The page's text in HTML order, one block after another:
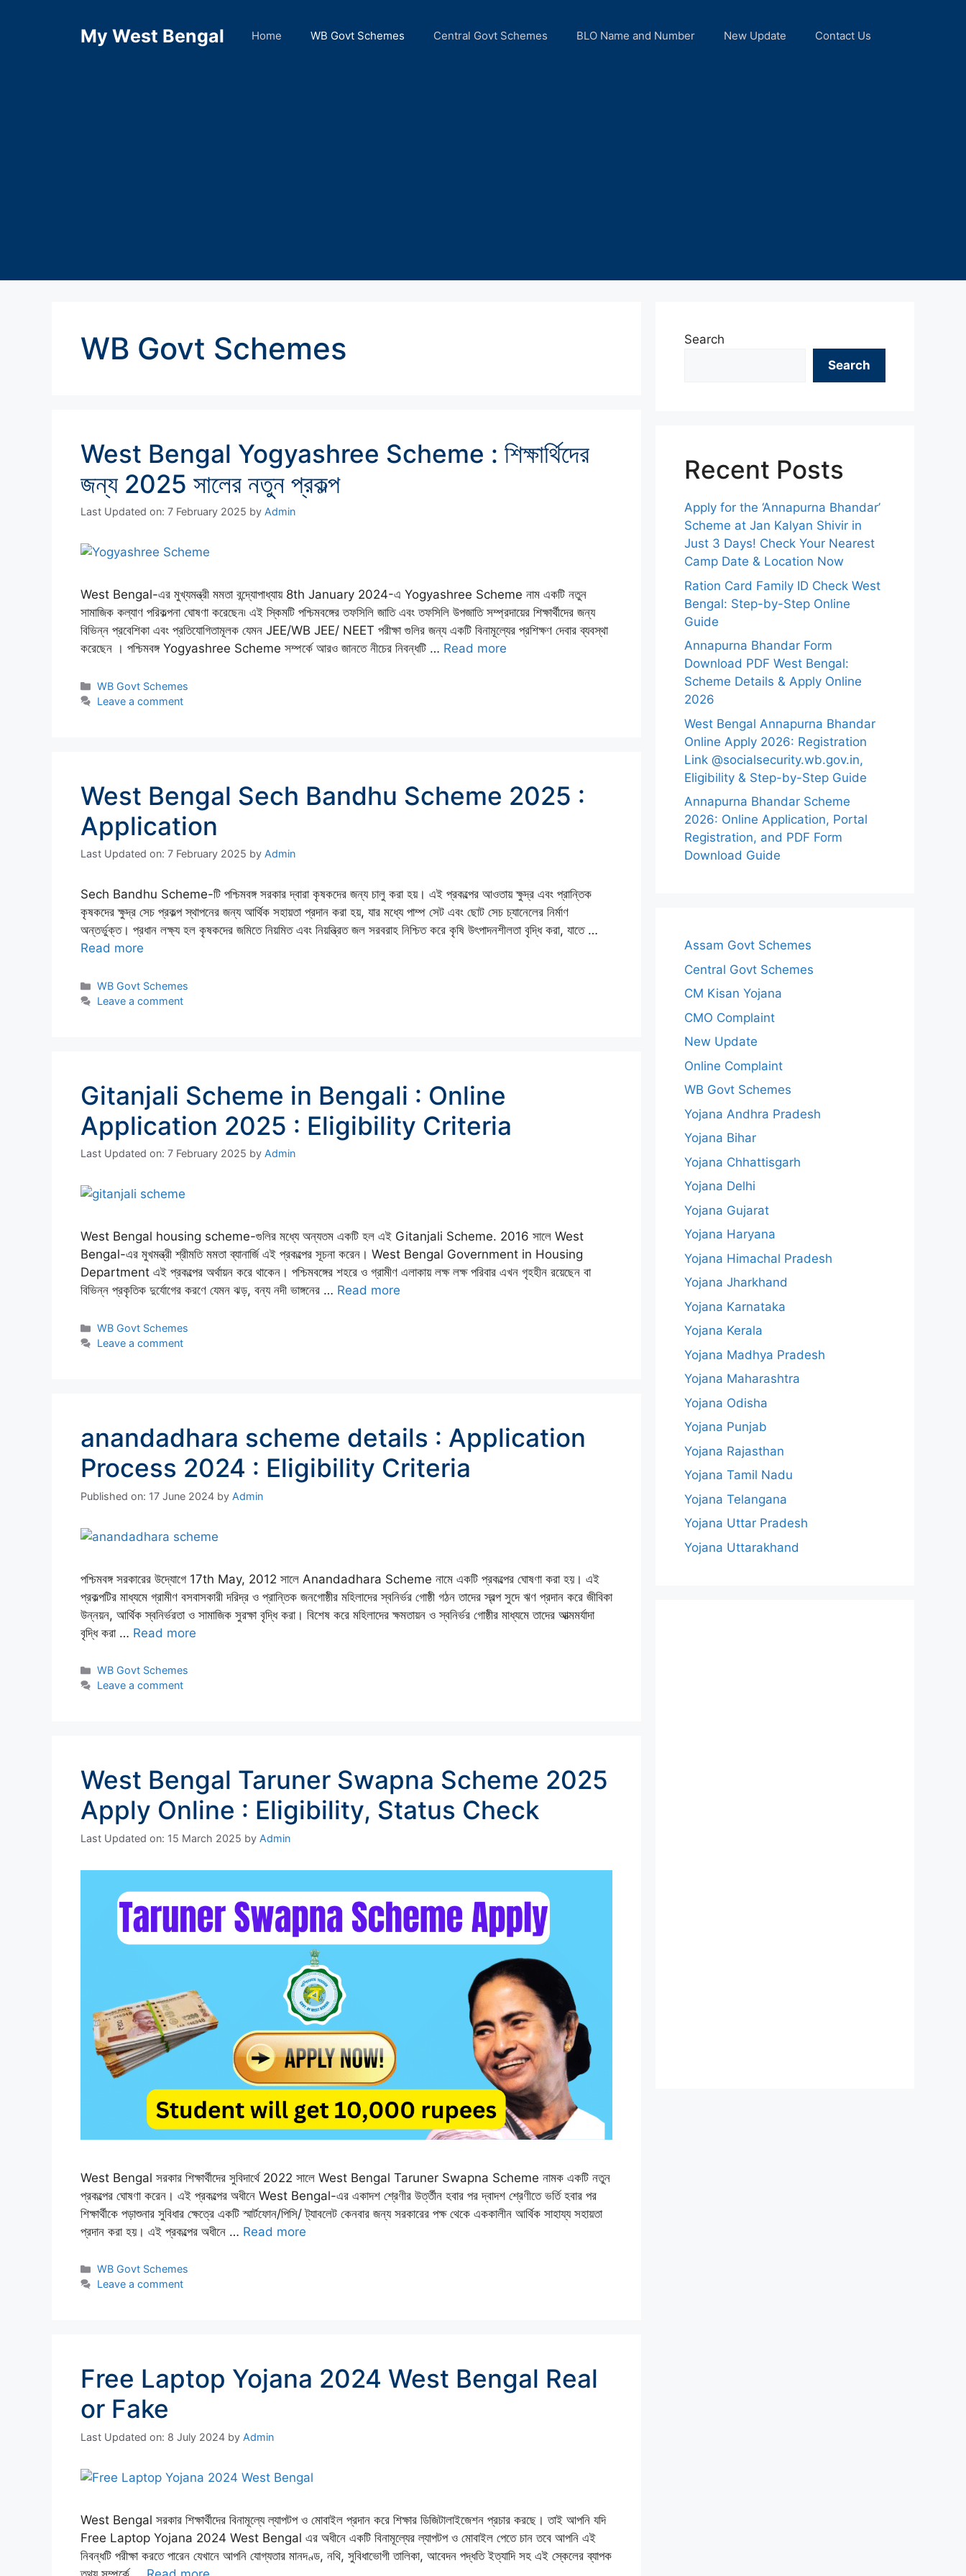
My West Bengal Home WB Govt Schemes Central Govt Schemes BLO Name and Number New Update Contact Us
WB Govt Schemes
West Bengal Yogyashree Scheme : শিক্ষার্থিদের
জন্য 2025 সালের নতুন প্রকল্প
Last Updated on: 7 February 2025 by Admin
West Bengal-এর মুখ্যমন্ত্রী মমতা বন্দ্যোপাধ্যায় 8th January 2024-এ Yogyashree Scheme নাম একটি নতুন
সামাজিক কল্যাণ পরিকল্পনা ঘোষণা করেছেন৷ এই স্কিমটি পশ্চিমবঙ্গের তফসিলি জাতি এবং তফসিলি উপজাতি সম্প্রদায়ের শিক্ষার্থীদের জন্য
বিভিন্ন প্রবেশিকা এবং প্রতিযোগিতামূলক যেমন JEE/WB JEE/ NEET পরীক্ষা গুলির জন্য একটি বিনামূল্যের প্রশিক্ষণ দেবার ব্যবস্থা
করেছেন । পশ্চিমবঙ্গ Yogyashree Scheme সম্পর্কে আরও জানতে নীচের নিবন্ধটি … Read more
Categories
WB Govt Schemes
Leave a comment
West Bengal Sech Bandhu Scheme 2025 :
Application
Last Updated on: 7 February 2025 by Admin
Sech Bandhu Scheme-টি পশ্চিমবঙ্গ সরকার দ্বারা কৃষকদের জন্য চালু করা হয়। এই প্রকল্পের আওতায় ক্ষুদ্র এবং প্রান্তিক
কৃষকদের ক্ষুদ্র সেচ প্রকল্প স্থাপনের জন্য আর্থিক সহায়তা প্রদান করা হয়, যার মধ্যে পাম্প সেট এবং ছোট সেচ চ্যানেলের নির্মাণ
অন্তর্ভুক্ত। প্রধান লক্ষ্য হল কৃষকদের জমিতে নিয়মিত এবং নিয়ন্ত্রিত জল সরবরাহ নিশ্চিত করে কৃষি উৎপাদনশীলতা বৃদ্ধি করা, যাতে …
Read more
Categories
WB Govt Schemes
Leave a comment
Gitanjali Scheme in Bengali : Online
Application 2025 : Eligibility Criteria
Last Updated on: 7 February 2025 by Admin
West Bengal housing scheme-গুলির মধ্যে অন্যতম একটি হল এই Gitanjali Scheme. 2016 সালে West
Bengal-এর মুখমন্ত্রী শ্রীমতি মমতা ব্যানার্জি এই প্রকল্পের সূচনা করেন। West Bengal Government in Housing
Department এই প্রকল্পের অর্থায়ন করে থাকেন। পশ্চিমবঙ্গের শহরে ও গ্রামীণ এলাকায় লক্ষ লক্ষ পরিবার এখন গৃহহীন রয়েছেন বা
বিভিন্ন প্রকৃতিক দুর্যোগের করণে যেমন ঝড়, বন্য নদী ভাঙ্গনের … Read more
Categories
WB Govt Schemes
Leave a comment
anandadhara scheme details : Application
Process 2024 : Eligibility Criteria
Published on: 17 June 2024 by Admin
পশ্চিমবঙ্গ সরকারের উদ্যোগে 17th May, 2012 সালে Anandadhara Scheme নামে একটি প্রকল্পের ঘোষণা করা হয়। এই
প্রকল্পটির মাধ্যমে গ্রামীণ বসবাসকারী দরিদ্র ও প্রান্তিক জনগোষ্ঠীর মহিলাদের স্বনির্ভর গোষ্ঠী গঠন তাদের স্বল্প সুদে ঋণ প্রদান করে জীবিকা
উন্নয়ন, আর্থিক স্বনির্ভরতা ও সামাজিক সুরক্ষা বৃদ্ধি করা। বিশেষ করে মহিলাদের ক্ষমতায়ন ও স্বনির্ভর গোষ্ঠীর মাধ্যমে তাদের আত্মমর্যাদা
বৃদ্ধি করা … Read more
Categories
WB Govt Schemes
Leave a comment
West Bengal Taruner Swapna Scheme 2025
Apply Online : Eligibility, Status Check
Last Updated on: 15 March 2025 by Admin
West Bengal সরকার শিক্ষার্থীদের সুবিদার্থে 2022 সালে West Bengal Taruner Swapna Scheme নামক একটি নতুন
প্রকল্পের ঘোষণা করেন। এই প্রকল্পের অধীনে West Bengal-এর একাদশ শ্রেণীর উর্ত্তীন হবার পর দ্বাদশ শ্রেণীতে ভর্তি হবার পর
শিক্ষার্থীকে পড়াশুনার সুবিধার ক্ষেত্রে একটি স্মার্টফোন/পিসি/ ট্যাবলেট কেনবার জন্য সরকারের পক্ষ থেকে এককালীন আর্থিক সাহায্য সহায়তা
প্রদান করা হয়। এই প্রকল্পের অধীনে … Read more
Categories
WB Govt Schemes
Leave a comment
Free Laptop Yojana 2024 West Bengal Real
or Fake
Last Updated on: 8 July 2024 by Admin
West Bengal সরকার শিক্ষার্থীদের বিনামূল্যে ল্যাপটপ ও মোবাইল প্রদান করে শিক্ষার ডিজিটালাইজেশন প্রচার করছে। তাই আপনি যদি
Free Laptop Yojana 2024 West Bengal এর অধীনে একটি বিনামূল্যের ল্যাপটপ ও মোবাইল পেতে চান তবে আপনি এই
নিবন্ধটি পরীক্ষা করতে পারেন যেখানে আপনি যোগ্যতার মানদণ্ড, নথি, সুবিধাভোগী তালিকা, আবেদন পদ্ধতি ইত্যাদি সহ এই স্কেলের ব্যাপক
Search
Search
Recent Posts
Apply for the ‘Annapurna Bhandar’
Scheme at Jan Kalyan Shivir in
Just 3 Days! Check Your Nearest
Camp Date & Location Now
Ration Card Family ID Check West
Bengal: Step-by-Step Online
Guide
Annapurna Bhandar Form
Download PDF West Bengal:
Scheme Details & Apply Online
2026
West Bengal Annapurna Bhandar
Online Apply 2026: Registration
Link @socialsecurity.wb.gov.in,
Eligibility & Step-by-Step Guide
Annapurna Bhandar Scheme
2026: Online Application, Portal
Registration, and PDF Form
Download Guide
Assam Govt Schemes
Central Govt Schemes
CM Kisan Yojana
CMO Complaint
New Update
Online Complaint
WB Govt Schemes
Yojana Andhra Pradesh
Yojana Bihar
Yojana Chhattisgarh
Yojana Delhi
Yojana Gujarat
Yojana Haryana
Yojana Himachal Pradesh
Yojana Jharkhand
Yojana Karnataka
Yojana Kerala
Yojana Madhya Pradesh
Yojana Maharashtra
Yojana Odisha
Yojana Punjab
Yojana Rajasthan
Yojana Tamil Nadu
Yojana Telangana
Yojana Uttar Pradesh
Yojana Uttarakhand